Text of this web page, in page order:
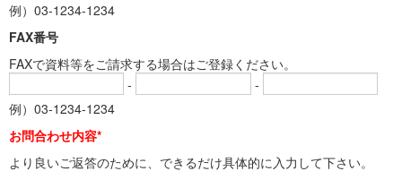
例）03-1234-1234
FAX番号
FAXで資料等をご請求する場合はご登録ください。
-
-
例）03-1234-1234
お問合わせ内容*
より良いご返答のために、できるだけ具体的に入力して下さい。